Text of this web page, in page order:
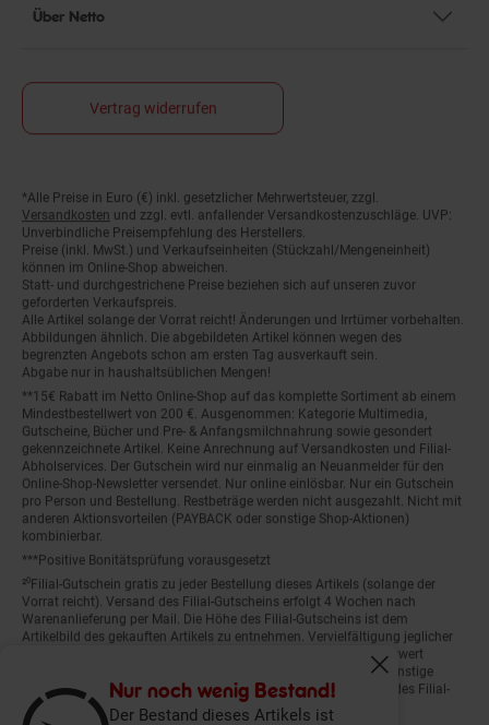
Nur noch wenig Bestand!
Der Bestand dieses Artikels ist
Fenster
Über Netto
Vertrag widerrufen
Fußnoten
*Alle Preise in Euro (€) inkl. gesetzlicher Mehrwertsteuer, zzgl.
Versandkosten und zzgl. evtl. anfallender Versandkostenzuschläge. UVP:
Unverbindliche Preisempfehlung des Herstellers.
Preise (inkl. MwSt.) und Verkaufseinheiten (Stückzahl/Mengeneinheit)
können im Online-Shop abweichen.
Statt- und durchgestrichene Preise beziehen sich auf unseren zuvor
geforderten Verkaufspreis.
Alle Artikel solange der Vorrat reicht! Änderungen und Irrtümer vorbehalten.
Abbildungen ähnlich. Die abgebildeten Artikel können wegen des
begrenzten Angebots schon am ersten Tag ausverkauft sein.
Abgabe nur in haushaltsüblichen Mengen!
**15€ Rabatt im Netto Online-Shop auf das komplette Sortiment ab einem
Mindestbestellwert von 200 €. Ausgenommen: Kategorie Multimedia,
Gutscheine, Bücher und Pre- & Anfangsmilchnahrung sowie gesondert
gekennzeichnete Artikel. Keine Anrechnung auf Versandkosten und Filial-
Abholservices. Der Gutschein wird nur einmalig an Neuanmelder für den
Online-Shop-Newsletter versendet. Nur online einlösbar. Nur ein Gutschein
pro Person und Bestellung. Restbeträge werden nicht ausgezahlt. Nicht mit
anderen Aktionsvorteilen (PAYBACK oder sonstige Shop-Aktionen)
kombinierbar.
***Positive Bonitätsprüfung vorausgesetzt
²⁰Filial-Gutschein gratis zu jeder Bestellung dieses Artikels (solange der
Vorrat reicht). Versand des Filial-Gutscheins erfolgt 4 Wochen nach
Warenanlieferung per Mail. Die Höhe des Filial-Gutscheins ist dem
Artikelbild des gekauften Artikels zu entnehmen. Vervielfältigung jeglicher
Art nicht gestattet. Der Filial-Gutschein ist ohne Mindesteinkaufswert
einlösbar. Nicht mit anderen Aktionsvorteilen (PAYBACK oder sonstige
Shop-Aktionen) kombinierbar. Der jeweilige Gültigkeitszeitraum des Filial-
Gutscheins ist darauf vermerkt.